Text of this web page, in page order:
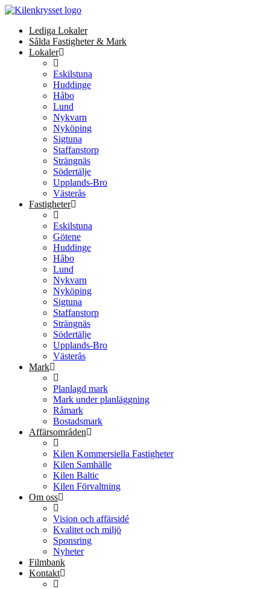
Lediga Lokaler
Sålda Fastigheter & Mark
Lokaler
Eskilstuna
Huddinge
Håbo
Lund
Nykvarn
Nyköping
Sigtuna
Staffanstorp
Strängnäs
Södertälje
Upplands-Bro
Västerås
Fastigheter
Eskilstuna
Götene
Huddinge
Håbo
Lund
Nykvarn
Nyköping
Sigtuna
Staffanstorp
Strängnäs
Södertälje
Upplands-Bro
Västerås
Mark
Planlagd mark
Mark under planläggning
Råmark
Bostadsmark
Affärsområden
Kilen Kommersiella Fastigheter
Kilen Samhälle
Kilen Baltic
Kilen Förvaltning
Om oss
Vision och affärsidé
Kvalitet och miljö
Sponsring
Nyheter
Filmbank
Kontakt